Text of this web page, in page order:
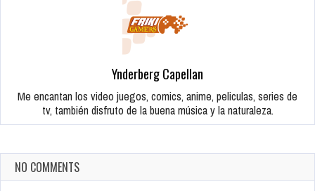
Ynderberg Capellan
Me encantan los video juegos, comics, anime, peliculas, series de
tv, también disfruto de la buena música y la naturaleza.
NO COMMENTS